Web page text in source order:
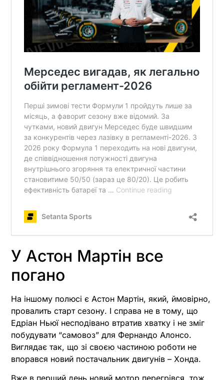
У Астон Мартін все
погано
На іншому полюсі є Астон Мартін, який, ймовірно,
провалить старт сезону. І справа не в тому, що
Едріан Ньюї несподівано втратив хватку і не зміг
побудувати “самовоз” для Фернандо Алонсо.
Виглядає так, що зі своєю частиною роботи не
впорався новий постачальник двигунів – Хонда.